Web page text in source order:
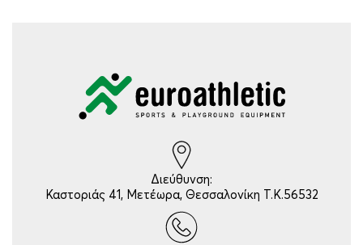
Διεύθυνση:
Καστοριάς 41, Μετέωρα, Θεσσαλονίκη Τ.Κ.56532